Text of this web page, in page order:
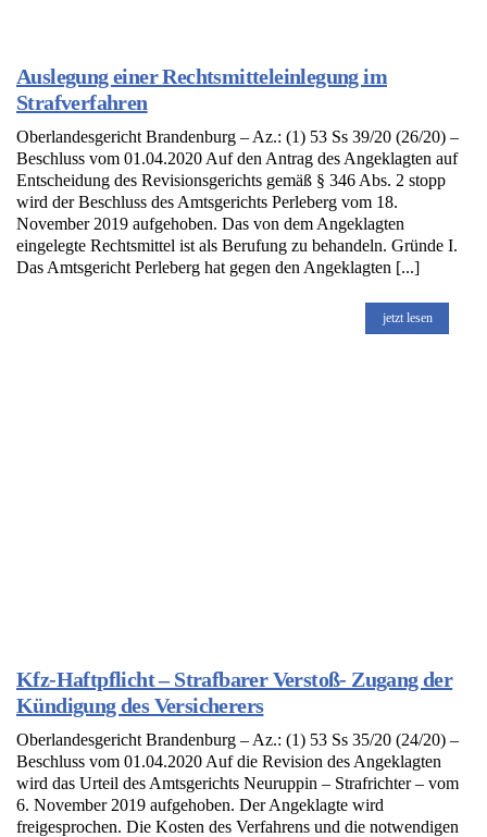
Auslegung einer Rechtsmitteleinlegung im
Strafverfahren
Oberlandesgericht Brandenburg – Az.: (1) 53 Ss 39/20 (26/20) –
Beschluss vom 01.04.2020 Auf den Antrag des Angeklagten auf
Entscheidung des Revisionsgerichts gemäß § 346 Abs. 2 stopp
wird der Beschluss des Amtsgerichts Perleberg vom 18.
November 2019 aufgehoben. Das von dem Angeklagten
eingelegte Rechtsmittel ist als Berufung zu behandeln. Gründe I.
Das Amtsgericht Perleberg hat gegen den Angeklagten [...]
jetzt lesen
Kfz-Haftpflicht – Strafbarer Verstoß- Zugang der
Kündigung des Versicherers
Oberlandesgericht Brandenburg – Az.: (1) 53 Ss 35/20 (24/20) –
Beschluss vom 01.04.2020 Auf die Revision des Angeklagten
wird das Urteil des Amtsgerichts Neuruppin – Strafrichter – vom
6. November 2019 aufgehoben. Der Angeklagte wird
freigesprochen. Die Kosten des Verfahrens und die notwendigen